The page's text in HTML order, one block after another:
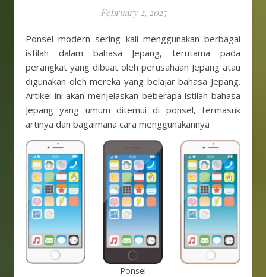
February 2, 2025
Ponsel modern sering kali menggunakan berbagai
istilah dalam bahasa Jepang, terutama pada
perangkat yang dibuat oleh perusahaan Jepang atau
digunakan oleh mereka yang belajar bahasa Jepang.
Artikel ini akan menjelaskan beberapa istilah bahasa
Jepang yang umum ditemui di ponsel, termasuk
artinya dan bagaimana cara menggunakannya
Ponsel